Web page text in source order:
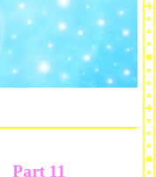
Part 11